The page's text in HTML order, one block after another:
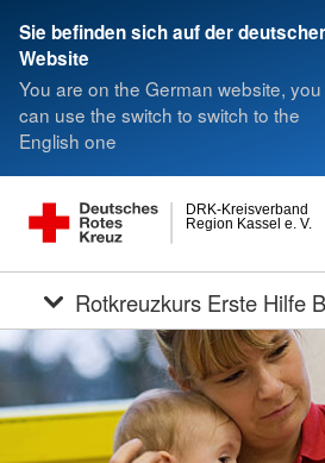
Sie befinden sich auf der
Website
You are on the German website, you
can use the switch to switch to the
English one
Region Kassel e. V.
DRK-Kreisverband
Rotkreuzkurs Erste Hilfe